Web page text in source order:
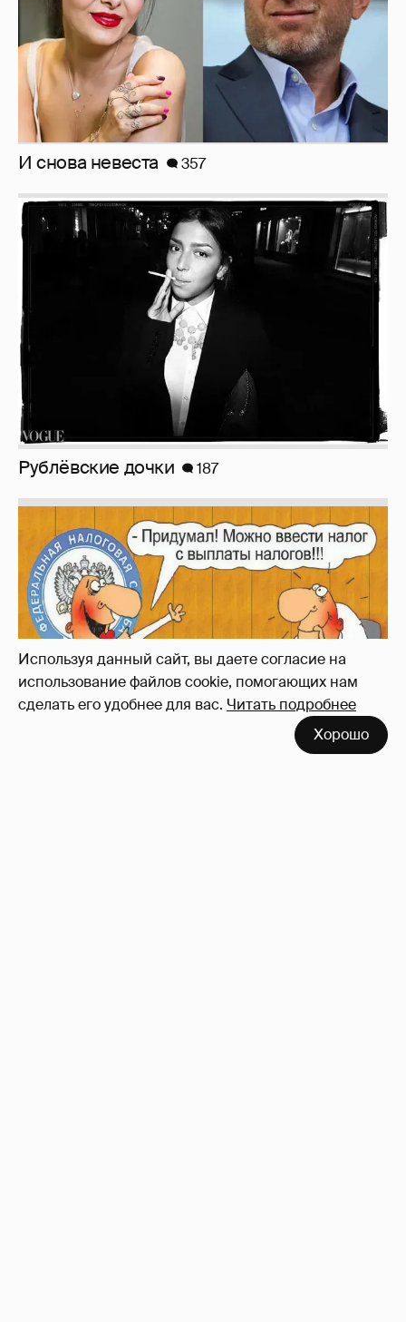
Используя данный сайт, вы даете согласие на
использование файлов cookie, помогающих нам
сделать его удобнее для вас. Читать подробнее
Хорошо
Рублёвские дочки 187
Зачем нам вообще платить налоги? (или:
как работают наши деньги, когда мы
заикаемся о защите прав)